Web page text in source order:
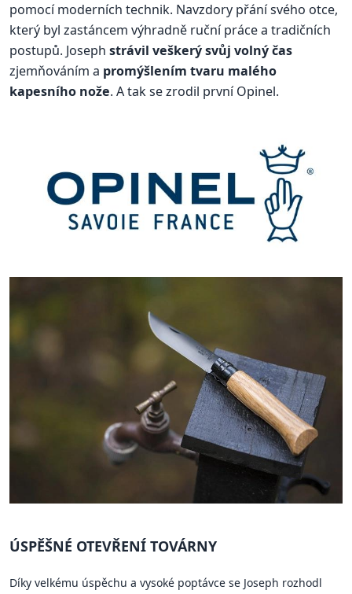
pomocí moderních technik. Navzdory přání svého otce,
který byl zastáncem výhradně ruční práce a tradičních
postupů. Joseph strávil veškerý svůj volný čas
zjemňováním a promýšlením tvaru malého
kapesního nože. A tak se zrodil první Opinel.
ÚSPĚŠNÉ OTEVŘENÍ TOVÁRNY
Díky velkému úspěchu a vysoké poptávce se Joseph rozhodl